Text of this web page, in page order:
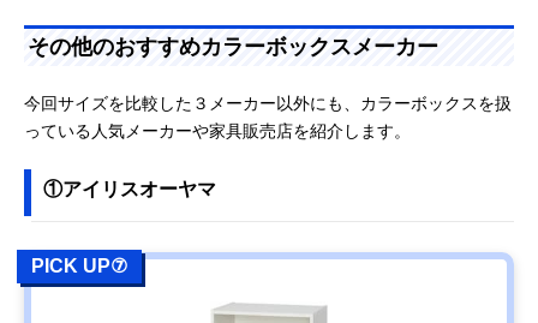
その他のおすすめカラーボックスメーカー
今回サイズを比較した３メーカー以外にも、カラーボックスを扱
っている人気メーカーや家具販売店を紹介します。
①アイリスオーヤマ
PICK UP⑦